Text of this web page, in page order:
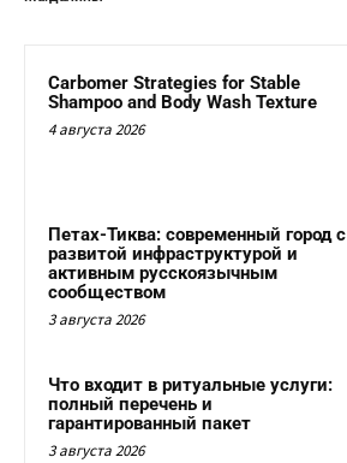
Carbomer Strategies for Stable
Shampoo and Body Wash Texture
4 августа 2026
Петах-Тиква: современный город с
развитой инфраструктурой и
активным русскоязычным
сообществом
3 августа 2026
Что входит в ритуальные услуги:
полный перечень и
гарантированный пакет
3 августа 2026